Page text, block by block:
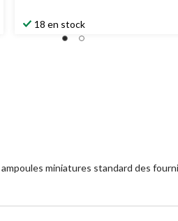
18 en stock
miniatures standard des